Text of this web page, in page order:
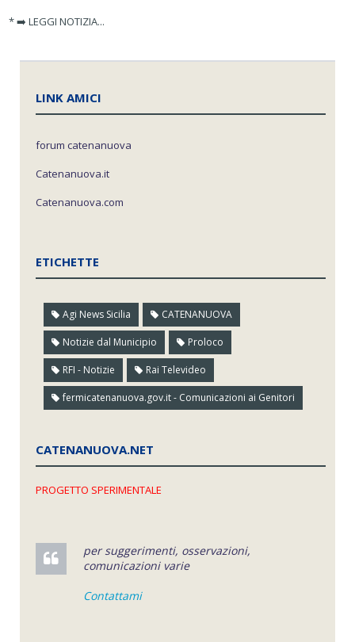
* ➡️ LEGGI NOTIZIA...
LINK AMICI
forum catenanuova
Catenanuova.it
Catenanuova.com
ETICHETTE
Agi News Sicilia CATENANUOVA
Notizie dal Municipio Proloco
RFI - Notizie Rai Televideo
fermicatenanuova.gov.it - Comunicazioni ai Genitori
CATENANUOVA.NET
PROGETTO SPERIMENTALE
per suggerimenti, osservazioni,
comunicazioni varie
Contattami